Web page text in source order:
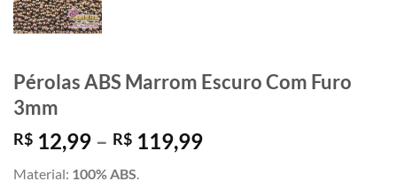
Pérolas ABS Marrom Escuro Com Furo
3mm
R$ 12,99 – R$ 119,99Faixa
Material: 100% ABS.